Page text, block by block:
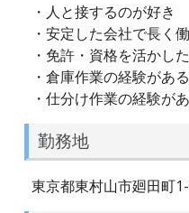
・人と接するのが好き
・安定した会社で長く
・免許・資格を活かし
・倉庫作業の経験があ
・仕分け作業の経験が
勤務地
東京都東村山市廻田町